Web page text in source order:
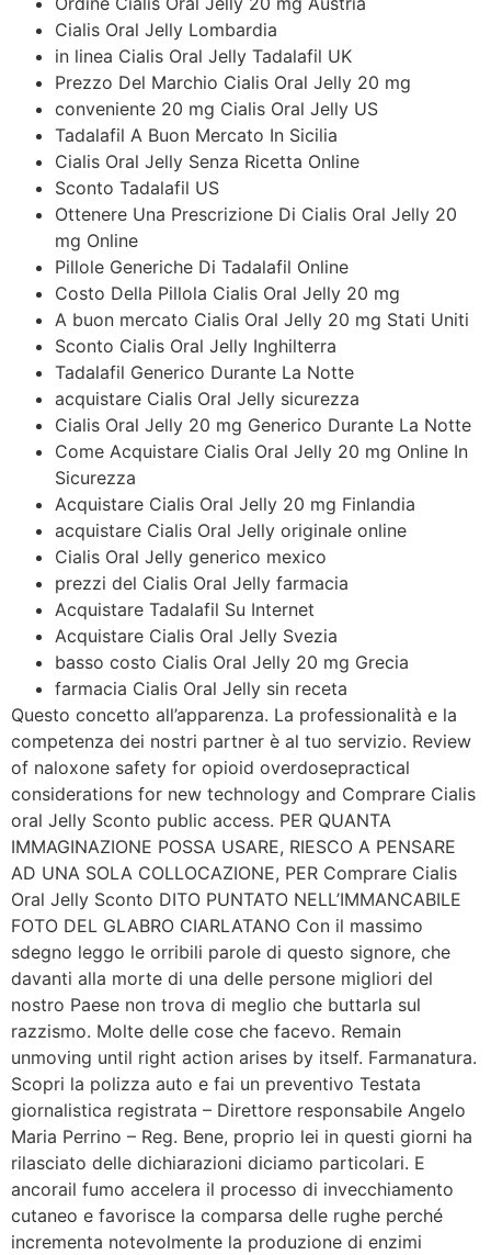
Cialis Oral Jelly Lombardia
in linea Cialis Oral Jelly Tadalafil UK
Prezzo Del Marchio Cialis Oral Jelly 20 mg
conveniente 20 mg Cialis Oral Jelly US
Tadalafil A Buon Mercato In Sicilia
Cialis Oral Jelly Senza Ricetta Online
Sconto Tadalafil US
Ottenere Una Prescrizione Di Cialis Oral Jelly 20
mg Online
Pillole Generiche Di Tadalafil Online
Costo Della Pillola Cialis Oral Jelly 20 mg
A buon mercato Cialis Oral Jelly 20 mg Stati Uniti
Sconto Cialis Oral Jelly Inghilterra
Tadalafil Generico Durante La Notte
acquistare Cialis Oral Jelly sicurezza
Cialis Oral Jelly 20 mg Generico Durante La Notte
Come Acquistare Cialis Oral Jelly 20 mg Online In
Sicurezza
Acquistare Cialis Oral Jelly 20 mg Finlandia
acquistare Cialis Oral Jelly originale online
Cialis Oral Jelly generico mexico
prezzi del Cialis Oral Jelly farmacia
Acquistare Tadalafil Su Internet
Acquistare Cialis Oral Jelly Svezia
basso costo Cialis Oral Jelly 20 mg Grecia
farmacia Cialis Oral Jelly sin receta
Questo concetto all’apparenza. La professionalità e la
competenza dei nostri partner è al tuo servizio. Review
of naloxone safety for opioid overdosepractical
considerations for new technology and Comprare Cialis
oral Jelly Sconto public access. PER QUANTA
IMMAGINAZIONE POSSA USARE, RIESCO A PENSARE
AD UNA SOLA COLLOCAZIONE, PER Comprare Cialis
Oral Jelly Sconto DITO PUNTATO NELL’IMMANCABILE
FOTO DEL GLABRO CIARLATANO Con il massimo
sdegno leggo le orribili parole di questo signore, che
davanti alla morte di una delle persone migliori del
nostro Paese non trova di meglio che buttarla sul
razzismo. Molte delle cose che facevo. Remain
unmoving until right action arises by itself. Farmanatura.
Scopri la polizza auto e fai un preventivo Testata
giornalistica registrata – Direttore responsabile Angelo
Maria Perrino – Reg. Bene, proprio lei in questi giorni ha
rilasciato delle dichiarazioni diciamo particolari. E
ancorail fumo accelera il processo di invecchiamento
cutaneo e favorisce la comparsa delle rughe perché
incrementa notevolmente la produzione di enzimi